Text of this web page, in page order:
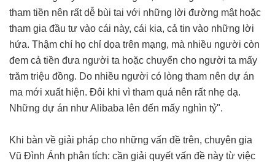
tham tiền nên rất dễ bùi tai với những lời đường mật hoặc
tham gia đầu tư vào cái này, cái kia, cả tin vào những lời
hứa. Thậm chí họ chỉ dọa trên mạng, mà nhiều người còn
đem cả tiền đưa người ta hoặc chuyển cho người ta mấy
trăm triệu đồng. Do nhiều người có lòng tham nên dự án
ma mới xuất hiện. Đôi khi vì tham quá nên rất nhẹ dạ.
Những dự án như Alibaba lên đến mấy nghìn tỷ".
Khi bàn về giải pháp cho những vấn đề trên, chuyên gia
Vũ Đình Ánh phân tích: cần giải quyết vấn đề này từ việc